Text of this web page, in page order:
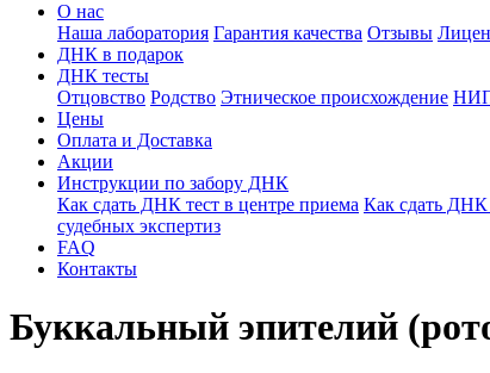
О нас
Наша лаборатория Гарантия качества Отзывы
ДНК в подарок
ДНК тесты
Отцовство Родство Этническое происхождение
Цены
Оплата и Доставка
Акции
Инструкции по забору ДНК
Как сдать ДНК тест в центре приема Как сдать ДНК
судебных экспертиз
FAQ
Контакты
Буккальный эпителий